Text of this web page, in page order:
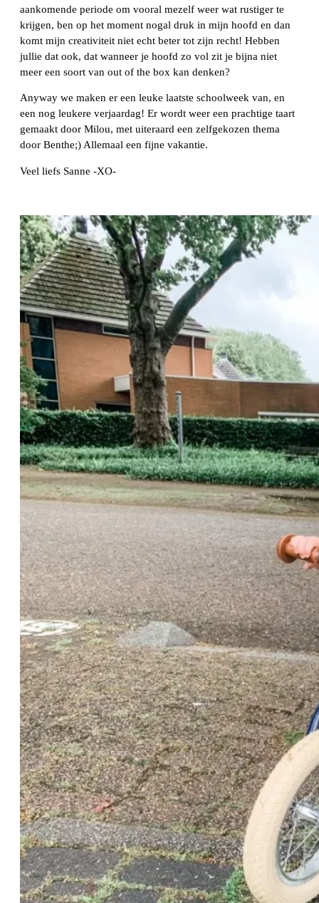
aankomende periode om vooral mezelf weer wat rustiger te
krijgen, ben op het moment nogal druk in mijn hoofd en dan
komt mijn creativiteit niet echt beter tot zijn recht! Hebben
jullie dat ook, dat wanneer je hoofd zo vol zit je bijna niet
meer een soort van out of the box kan denken?
Anyway we maken er een leuke laatste schoolweek van, en
een nog leukere verjaardag! Er wordt weer een prachtige taart
gemaakt door Milou, met uiteraard een zelfgekozen thema
door Benthe;) Allemaal een fijne vakantie.
Veel liefs Sanne -XO-